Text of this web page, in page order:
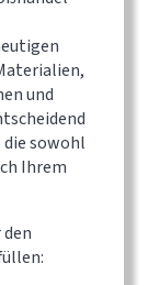
und
sowohl
Ihrem